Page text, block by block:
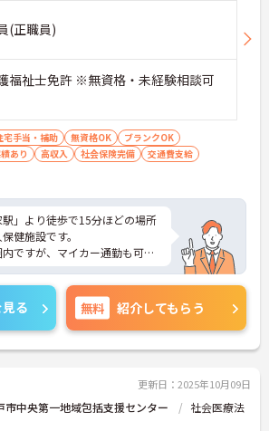
(正職員)
福祉士免許 ※無資格・未経験相談可
宅手当・補助 無資格OK
ブランクOK
あり
高収入 社会保険完備
交通費支給
」より徒歩で15分ほどの場所
健施設です。
ですが、マイカー通勤も可能
細をお話しますので、お気軽
い。
る 無料 紹介してもらう
更新日：2025年10月09日
市中央第一地域包括支援センター
社会医療法